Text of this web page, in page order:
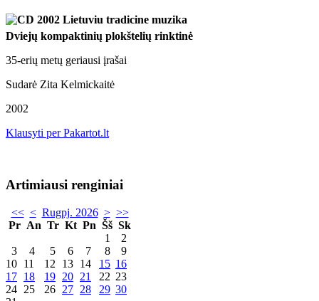
Dviejų kompaktinių plokštelių rinktinė
35-erių metų geriausi įrašai
Sudarė Zita Kelmickaitė
2002
Klausyti per Pakartot.lt
Artimiausi renginiai
<< < Rugpj. 2026 > >>
Pr An Tr Kt Pn Šš Sk
1
2
3
4 5 6 7 8
9
10 11 12 13 14 15 16
17 18 19 20 21 22 23
24 25 26 27 28 29 30